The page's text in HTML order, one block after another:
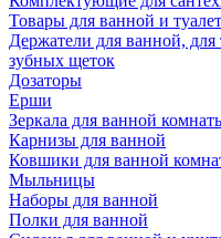
Товары для ванной и
Держатели для ванной, для
зубных щеток
Дозаторы
Ерши
Зеркала для ванной
Карнизы для ванной
Ковшики для ванной
Мыльницы
Наборы для ванной
Полки для ванной